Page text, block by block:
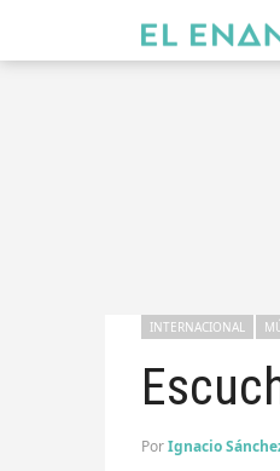
INTERNACIONAL
PorIgnacio